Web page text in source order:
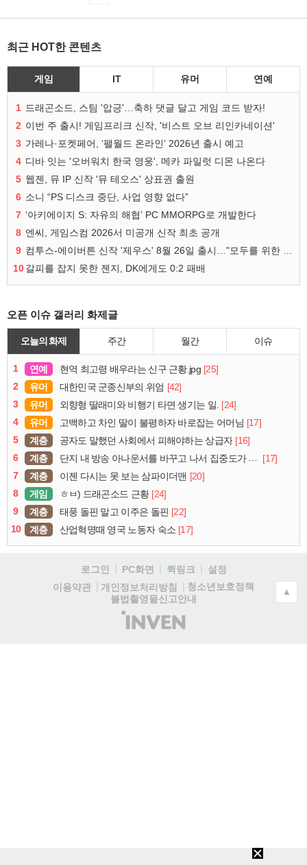
최근 HOT한 콘텐츠
게임 IT 유머 연예
1 드래곤소드, 스팀 '압긍'…축하 댓글 달고 게임 코드 받자!
2 이번 주 출시! 게임프리크 신작, '비스트 오브 리인카네이션'
3 가레나·포켓페어, ‘팰월드 온라인’ 2026년 출시 예고
4 디바 잇는 '오버워치 한국 영웅', 메카 파일럿 디몬 나온다
5 웹젠, 뮤 IP 신작 '뮤 테오스' 상표권 출원
6 소니 “PS 디스크 중단, 사업 영향 없다”
7 ‘아키에이지 S: 자유의 해협’ PC MMORPG로 개발한다
8 엔씨, 게임스컴 2026서 미공개 신작 최초 공개
9
10갈피를 잡지 못한 젠지, DK에게도 0:2 패배
오픈 이슈 갤러리 화제글
오늘의 화제 주간 월간 이슈
1 연예 현역 최고령 배우라는 신구 근황.jpg [25]
2
유머 대한민국 군종신부의 위엄 [42]
3
유머 외향형 딸래미와 비행기 타면 생기는 일. [24]
4
유머 고백하고 차인 딸이 불평하자 바로잡는 어머님 [17]
5
계층 공자도 말했던 사회에서 피해야하는 상급자 [16]
6
계층 단지 내 방송 아나운서를 바꾸고 나서 집중도가 확 올라갔다는 한 아파트의 안내방송
[17]
7
계층 이젠 다시는 못 보는 삼파이더맨 [20]
8
게임 ㅎㅂ) 드래곤소드 근황 [24]
9
계층 태풍 돌핀 말고 이주은 돌핀 [22]
10
계층 산업혁명때 영국 노동자 숙소 [17]
로그인 PC화면 퀵링크
설정
이용약관
개인정보처리방침
청소년보호정책
불법촬영물신고안내
(주)
인
▲